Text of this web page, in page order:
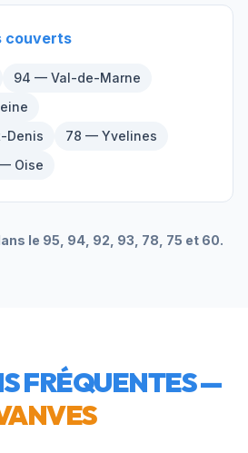
couverts
94 — Val-de-Marne
Denis
78 — Yvelines
Oise
le 95, 94, 92, 93, 78, 75 et 60.
FRÉQUENTES —